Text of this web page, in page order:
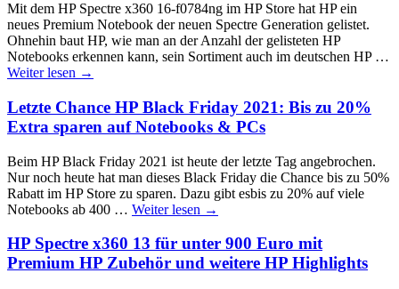
Mit dem HP Spectre x360 16-f0784ng im HP Store hat HP ein
neues Premium Notebook der neuen Spectre Generation gelistet.
Ohnehin baut HP, wie man an der Anzahl der gelisteten HP
Notebooks erkennen kann, sein Sortiment auch im deutschen HP …
Weiter lesen →
Letzte Chance HP Black Friday 2021: Bis zu 20%
Extra sparen auf Notebooks & PCs
Beim HP Black Friday 2021 ist heute der letzte Tag angebrochen.
Nur noch heute hat man dieses Black Friday die Chance bis zu 50%
Rabatt im HP Store zu sparen. Dazu gibt esbis zu 20% auf viele
Notebooks ab 400 … Weiter lesen →
HP Spectre x360 13 für unter 900 Euro mit
Premium HP Zubehör und weitere HP Highlights